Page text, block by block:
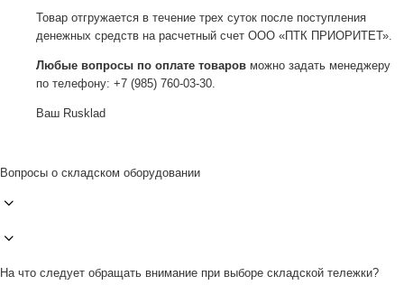
Товар отгружается в течение трех суток после поступления
денежных средств на расчетный счет ООО «ПТК ПРИОРИТЕТ».
Любые вопросы по оплате товаров можно задать менеджеру
по телефону: +7 (985) 760-03-30.
Ваш Rusklad
Вопросы о складском оборудовании
На что следует обращать внимание при выборе складской тележки?